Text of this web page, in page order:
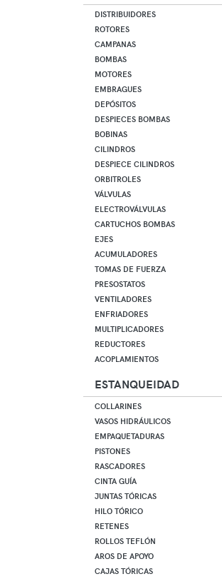
DISTRIBUIDORES
ROTORES
CAMPANAS
BOMBAS
MOTORES
EMBRAGUES
DEPÓSITOS
DESPIECES BOMBAS
BOBINAS
CILINDROS
DESPIECE CILINDROS
ORBITROLES
VÁLVULAS
ELECTROVÁLVULAS
CARTUCHOS BOMBAS
EJES
ACUMULADORES
TOMAS DE FUERZA
PRESOSTATOS
VENTILADORES
ENFRIADORES
MULTIPLICADORES
REDUCTORES
ACOPLAMIENTOS
ESTANQUEIDAD
COLLARINES
VASOS HIDRÁULICOS
EMPAQUETADURAS
PISTONES
RASCADORES
CINTA GUÍA
JUNTAS TÓRICAS
HILO TÓRICO
RETENES
ROLLOS TEFLÓN
AROS DE APOYO
CAJAS TÓRICAS